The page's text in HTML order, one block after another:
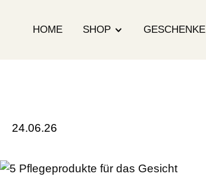
HOME SHOP GESCHENKE
24.06.26